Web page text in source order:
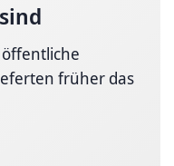
früher das